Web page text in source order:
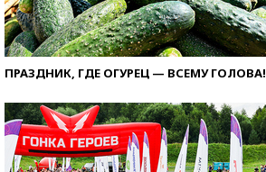
ПРАЗДНИК, ГДЕ ОГУРЕЦ — ВСЕМУ ГОЛОВА!